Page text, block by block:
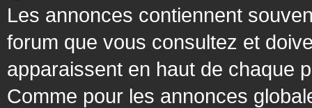
Les annonces contiennent
forum que vous consultez et
apparaissent en haut de chaque
Comme pour les annonces